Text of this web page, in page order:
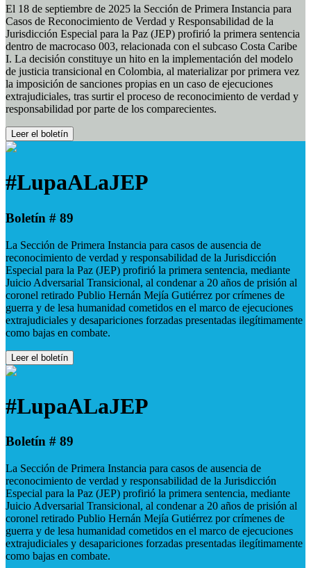
El 18 de septiembre de 2025 la Sección de Primera Instancia para
Casos de Reconocimiento de Verdad y Responsabilidad de la
Jurisdicción Especial para la Paz (JEP) profirió la primera sentencia
dentro de macrocaso 003, relacionada con el subcaso Costa Caribe
I. La decisión constituye un hito en la implementación del modelo
de justicia transicional en Colombia, al materializar por primera vez
la imposición de sanciones propias en un caso de ejecuciones
extrajudiciales, tras surtir el proceso de reconocimiento de verdad y
responsabilidad por parte de los comparecientes.
Leer el boletín
#LupaALaJEP
Boletín # 89
La Sección de Primera Instancia para casos de ausencia de
reconocimiento de verdad y responsabilidad de la Jurisdicción
Especial para la Paz (JEP) profirió la primera sentencia, mediante
Juicio Adversarial Transicional, al condenar a 20 años de prisión al
coronel retirado Publio Hernán Mejía Gutiérrez por crímenes de
guerra y de lesa humanidad cometidos en el marco de ejecuciones
extrajudiciales y desapariciones forzadas presentadas ilegítimamente
como bajas en combate.
Leer el boletín
#LupaALaJEP
Boletín # 89
La Sección de Primera Instancia para casos de ausencia de
reconocimiento de verdad y responsabilidad de la Jurisdicción
Especial para la Paz (JEP) profirió la primera sentencia, mediante
Juicio Adversarial Transicional, al condenar a 20 años de prisión al
coronel retirado Publio Hernán Mejía Gutiérrez por crímenes de
guerra y de lesa humanidad cometidos en el marco de ejecuciones
extrajudiciales y desapariciones forzadas presentadas ilegítimamente
como bajas en combate.